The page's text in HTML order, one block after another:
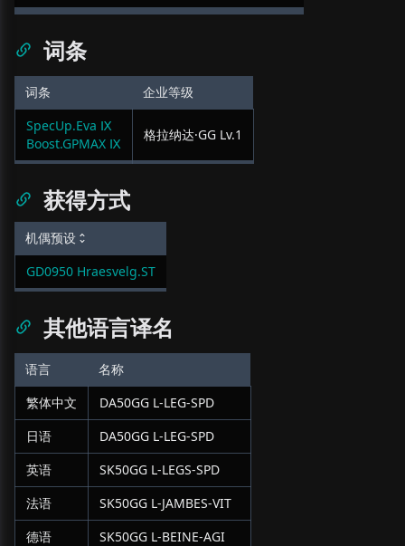
词条
词条
企业等级
SpecUp.Eva Ⅸ
Boost.GPMAX Ⅸ
格拉纳达·GG Lv.1
获得方式
机偶预设
GD0950 Hraesvelg.ST
其他语言译名
语言
名称
繁体中文
DA50GG L-LEG-SPD
日语
DA50GG L-LEG-SPD
英语
SK50GG L-LEGS-SPD
法语
SK50GG L-JAMBES-VIT
德语
SK50GG L-BEINE-AGI